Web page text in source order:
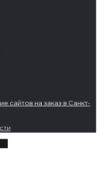
сайтов на заказ в Санкт-